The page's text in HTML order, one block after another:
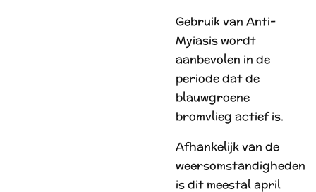
Gebruik van Anti-
Myiasis wordt
aanbevolen in de
periode dat de
blauwgroene
bromvlieg actief is.
Afhankelijk van de
weersomstandigheden
is dit meestal april